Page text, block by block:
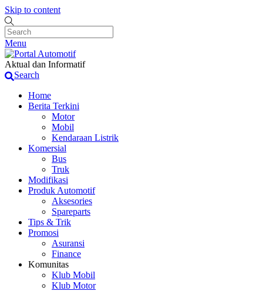
Skip to content
Menu
Aktual dan Informatif
Search
Home
Berita Terkini
Motor
Mobil
Kendaraan Listrik
Komersial
Bus
Truk
Modifikasi
Produk Automotif
Aksesories
Spareparts
Tips & Trik
Promosi
Asuransi
Finance
Komunitas
Klub Mobil
Klub Motor